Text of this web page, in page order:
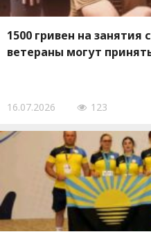
1500 гривен на
ветераны могут
16.07.2026 123